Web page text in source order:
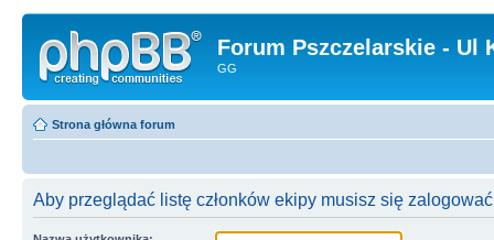
Forum Pszczelarskie - Ul
GG
Strona główna forum
Aby przeglądać listę członków ekipy musisz się